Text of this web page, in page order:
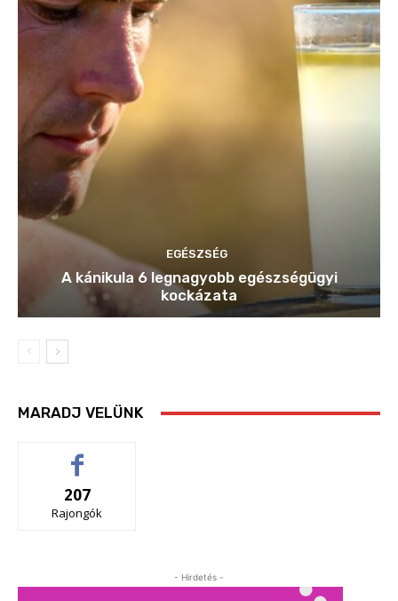
EGÉSZSÉG
A kánikula 6 legnagyobb egészségügyi
kockázata
MARADJ VELÜNK
207
Rajongók
- Hirdetés -